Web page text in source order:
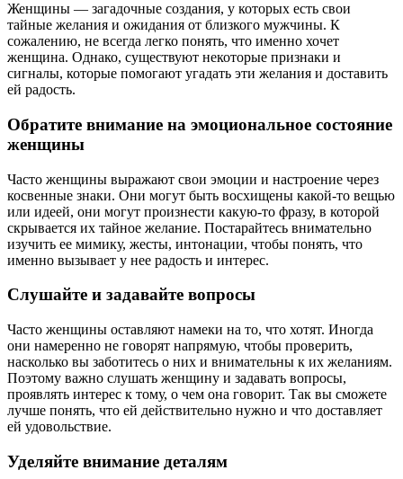
Женщины — загадочные создания, у которых есть свои
тайные желания и ожидания от близкого мужчины. К
сожалению, не всегда легко понять, что именно хочет
женщина. Однако, существуют некоторые признаки и
сигналы, которые помогают угадать эти желания и доставить
ей радость.
Обратите внимание на эмоциональное состояние
женщины
Часто женщины выражают свои эмоции и настроение через
косвенные знаки. Они могут быть восхищены какой-то вещью
или идеей, они могут произнести какую-то фразу, в которой
скрывается их тайное желание. Постарайтесь внимательно
изучить ее мимику, жесты, интонации, чтобы понять, что
именно вызывает у нее радость и интерес.
Слушайте и задавайте вопросы
Часто женщины оставляют намеки на то, что хотят. Иногда
они намеренно не говорят напрямую, чтобы проверить,
насколько вы заботитесь о них и внимательны к их желаниям.
Поэтому важно слушать женщину и задавать вопросы,
проявлять интерес к тому, о чем она говорит. Так вы сможете
лучше понять, что ей действительно нужно и что доставляет
ей удовольствие.
Уделяйте внимание деталям